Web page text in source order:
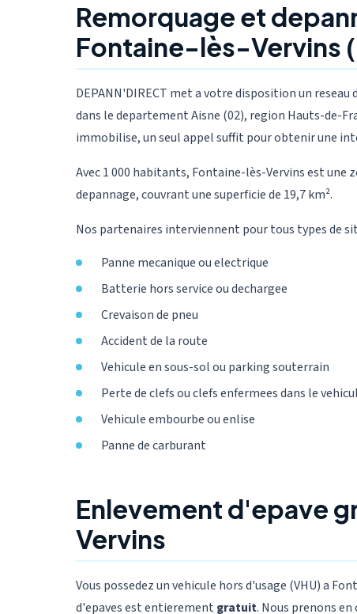
Remorquage et
Fontaine-lès-Vervins
DEPANN'DIRECT met a votre disposition un
dans le departement Aisne (02), region Hauts-de-
immobilise, un seul appel suffit pour obtenir une
Avec 1 000 habitants, Fontaine-lès-Vervins est
depannage, couvrant une superficie de 19,7 km².
Nos partenaires interviennent pour tous types de
Panne mecanique ou electrique
Batterie hors service ou dechargee
Crevaison de pneu
Accident de la route
Vehicule en sous-sol ou parking souterrain
Perte de clefs ou clefs enfermees dans le
Vehicule embourbe ou enlise
Panne de carburant
Enlevement d'epave
Vervins
Vous possedez un vehicule hors d'usage (VHU) a
d'epaves est entierement gratuit. Nous prenons en